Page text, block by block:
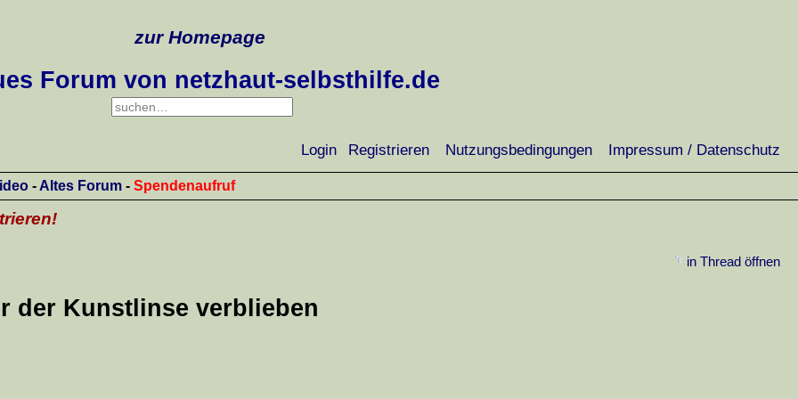
zur Homepage
Forum von netzhaut-selbsthilfe.de
Login Registrieren Nutzungsbedingungen Impressum / Datenschutz
-Altes Forum - Spendenaufruf
in Thread öffnen
der Kunstlinse verblieben